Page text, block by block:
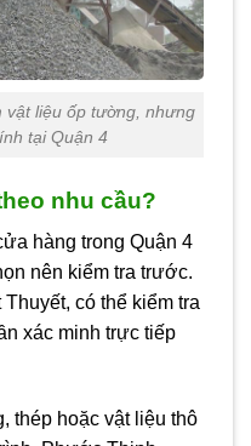
vật liệu ốp tường, nhưng
tại Quận 4
nhu cầu?
hàng trong Quận 4
nên kiểm tra trước.
có thể kiểm tra
xác minh trực tiếp
thép hoặc vật liệu thô